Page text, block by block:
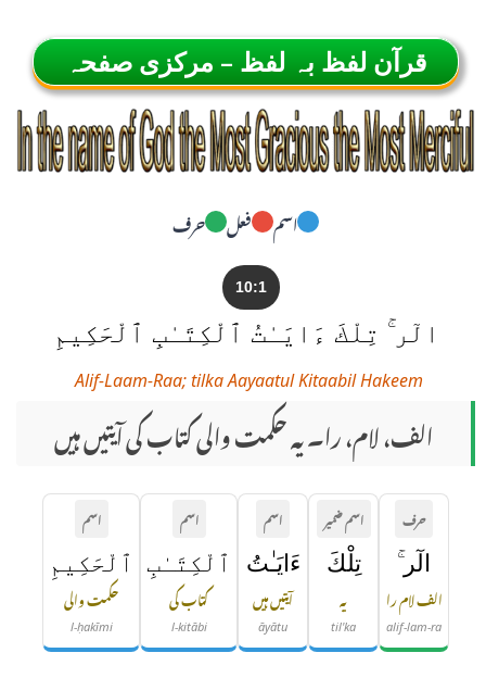
قرآن لفظ بہ لفظ – مرکزی صفحہ
اسم فعل حرف
10:1
الٓر ۚ تِلْكَ ءَايَـٰتُ ٱلْكِتَـٰبِ ٱلْحَكِيمِ
Alif-Laam-Raa; tilka Aayaatul Kitaabil Hakeem
الف، لام، را۔ یہ حکمت والی کتاب کی آیتیں ہیں
حرف
الٓر ۚ
الف لام را
alif-lam-ra
اسم ضمیر
تِلْكَ
یہ
til'ka
اسم
ءَايَـٰتُ
آیتیں ہیں
āyātu
اسم
ٱلْكِتَـٰبِ
کتاب کی
l-kitābi
اسم
ٱلْحَكِيمِ
حکمت والی
l-ḥakīmi